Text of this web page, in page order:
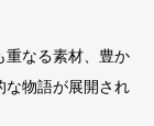
重なる素材、豊か
な物語が展開され